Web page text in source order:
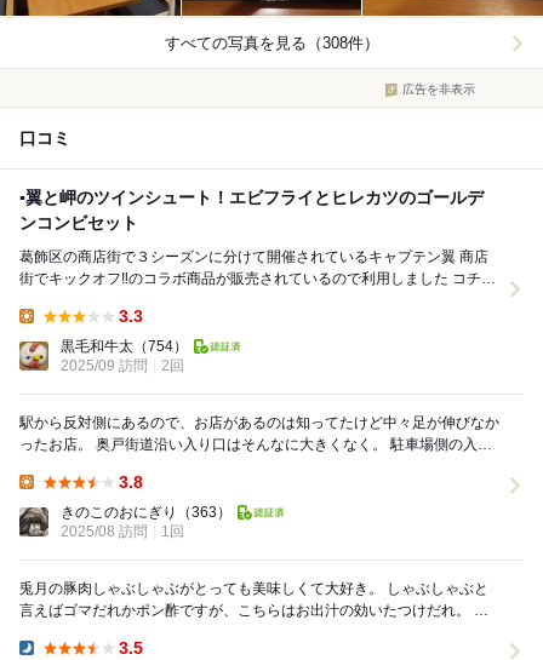
すべての写真を見る（308件）
広告を非表示
口コミ
▪️翼と岬のツインシュート！エビフライとヒレカツのゴールデ
ンコンビセット
葛飾区の商店街で３シーズンに分けて開催されているキャプテン翼 商店
街でキックオフ‼︎のコラボ商品が販売されているので利用しました コチラ
3.3
黒毛和牛太 （754）
2025/09 訪問
2回
駅から反対側にあるので、お店があるのは知ってたけど中々足が伸びなか
ったお店。 奥戸街道沿い入り口はそんなに大きくなく。 駐車場側の入り
3.8
きのこのおにぎり
（363）
2025/08 訪問
1回
兎月の豚肉しゃぶしゃぶがとっても美味しくて大好き。 しゃぶしゃぶと
言えばゴマだれかポン酢ですが、こちらはお出汁の効いたつけだれ。 と
3.5